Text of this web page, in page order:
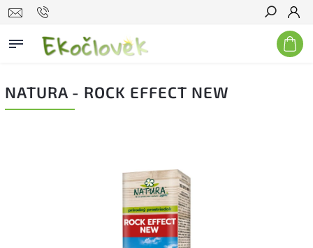
Hľadať
NATURA - ROCK EFFECT NEW